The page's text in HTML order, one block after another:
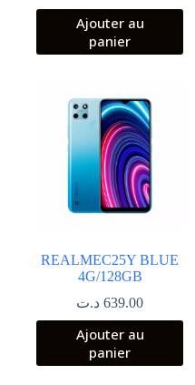
Ajouter au
panier
REALMEC25Y BLUE
4G/128GB
639.00 د.ت
Ajouter au
panier